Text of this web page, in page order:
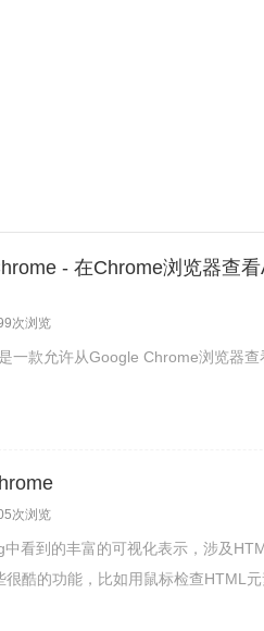
- 在Chrome浏览器查
次浏览
一款允许从Google Chrome浏览器查
次浏览
看到的丰富的可视化表示，涉及
酷的功能，比如用鼠标检查HTML